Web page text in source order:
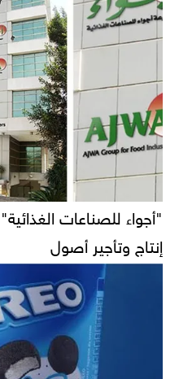
"أجواء للصناعات
إنتاج وتأجير أصول